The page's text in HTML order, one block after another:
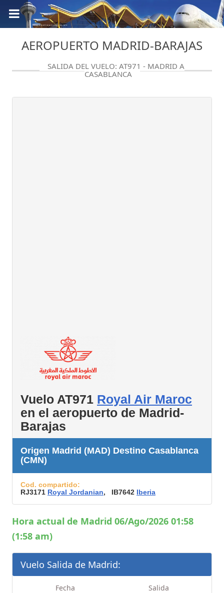
AEROPUERTO MADRID-BARAJAS
SALIDA DEL VUELO: AT971 - MADRID A
CASABLANCA
Vuelo AT971 Royal Air Maroc
en el aeropuerto de Madrid-
Barajas
Origen Madrid (MAD) Destino Casablanca
(CMN)
Cod. compartido:
RJ3171 Royal Jordanian, IB7642 Iberia
Hora actual de Madrid 06/Ago/2026 01:58
(1:58 am)
Vuelo Salida de Madrid:
Fecha Salida